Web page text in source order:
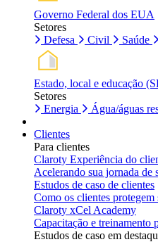
Governo Federal dos EUA
Setores
Defesa
Civil Saúde
Estado, local e educação
Setores
Energia
Água/águas
Clientes
Para clientes
Claroty Experiência do
Acelerando sua jornada de
Estudos de caso de clientes
Como os clientes
Claroty xCel Academy
Capacitação e treinamento
Estudos de caso em